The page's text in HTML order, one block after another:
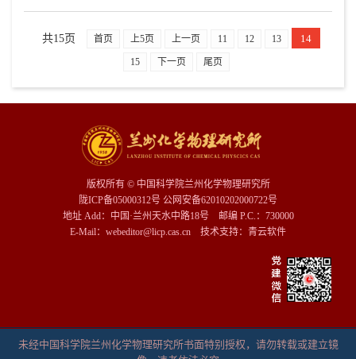
共15页 首页 上5页 上一页 11 12 13 14
15 下一页 尾页
版权所有 © 中国科学院兰州化学物理研究所
陇ICP备05000312号 公网安备62010202000722号
地址 Add：中国·兰州天水中路18号 邮编 P.C.：730000
E-Mail：webeditor@licp.cas.cn 技术支持： 青云软件
未经中国科学院兰州化学物理研究所书面特别授权，请勿转载或建立镜